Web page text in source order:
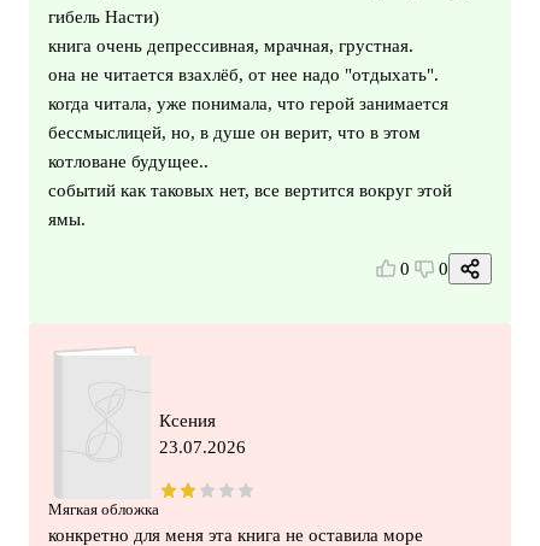
гибель Насти)
книга очень депрессивная, мрачная, грустная.
она не читается взахлёб, от нее надо "отдыхать".
когда читала, уже понимала, что герой занимается
бессмыслицей, но, в душе он верит, что в этом
котловане будущее..
событий как таковых нет, все вертится вокруг этой
ямы.
0 0
Мягкая обложка
Ксения
23.07.2026
конкретно для меня эта книга не оставила море